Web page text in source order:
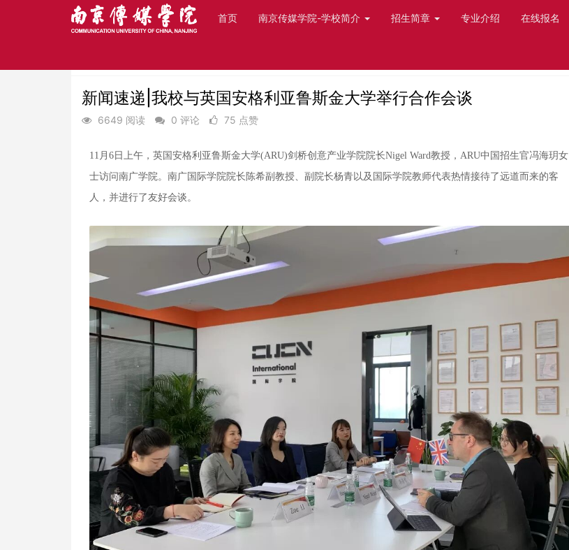
首页 南京传媒学院-学校简介 招生简章 专业介绍 在线报名
新闻速递|我校与英国安格利亚鲁斯金大学举行合作会谈
6649 阅读 0 评论 75 点赞
11月6日上午，英国安格利亚鲁斯金大学(ARU)剑桥创意产业学院院长Nigel Ward教授，ARU中国招生官冯海玥女
士访问南广学院。南广国际学院院长陈希副教授、副院长杨青以及国际学院教师代表热情接待了远道而来的客
人，并进行了友好会谈。